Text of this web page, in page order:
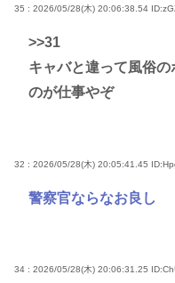
35 : 2026/05/28(木) 20:06:38.54
>>31
キャバと違って風俗
のが仕事やぞ
32 : 2026/05/28(木) 20:05:41.45
警察官ならなお良し
34 : 2026/05/28(木) 20:06:31.25